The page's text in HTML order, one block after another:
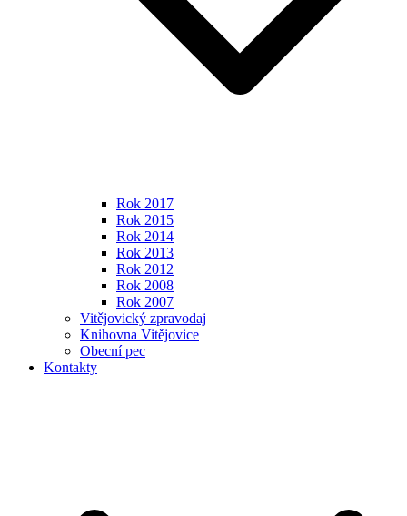
Rok 2017
Rok 2015
Rok 2014
Rok 2013
Rok 2012
Rok 2008
Rok 2007
Vitějovický zpravodaj
Knihovna Vitějovice
Obecní pec
Kontakty